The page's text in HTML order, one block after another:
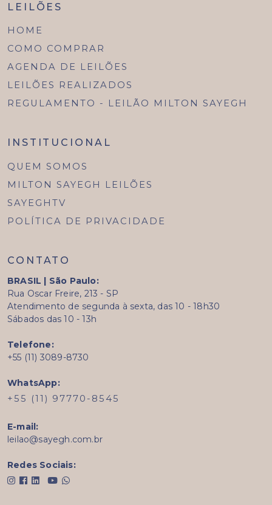
LEILÕES
HOME
COMO COMPRAR
AGENDA DE LEILÕES
LEILÕES REALIZADOS
REGULAMENTO - LEILÃO MILTON SAYEGH
INSTITUCIONAL
QUEM SOMOS
MILTON SAYEGH LEILÕES
SAYEGHTV
POLÍTICA DE PRIVACIDADE
CONTATO
BRASIL | São Paulo:
Rua Oscar Freire, 213 - SP
Atendimento de segunda à sexta, das 10 - 18h30
Sábados das 10 - 13h
Telefone:
+55 (11) 3089-8730
WhatsApp:
+55 (11) 97770-8545
E-mail:
leilao@sayegh.com.br
Redes Sociais: